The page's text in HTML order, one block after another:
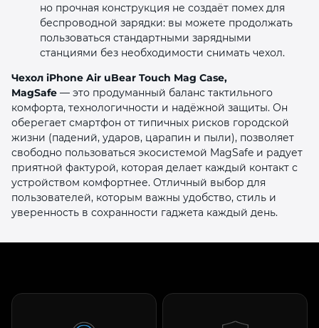
но прочная конструкция не создаёт помех для
беспроводной зарядки: вы можете продолжать
пользоваться стандартными зарядными
станциями без необходимости снимать чехол.
Чехол iPhone Air uBear Touch Mag Case,
MagSafe — это продуманный баланс тактильного
комфорта, технологичности и надёжной защиты. Он
оберегает смартфон от типичных рисков городской
жизни (падений, ударов, царапин и пыли), позволяет
свободно пользоваться экосистемой MagSafe и радует
приятной фактурой, которая делает каждый контакт с
устройством комфортнее. Отличный выбор для
пользователей, которым важны удобство, стиль и
уверенность в сохранности гаджета каждый день.